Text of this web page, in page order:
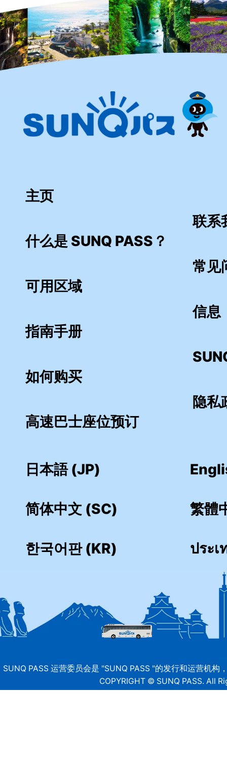
主页
什么是 SUNQ PASS？
可用区域
指南手册
如何购买
高速巴士座位预订
联系
常见
信息
隐私
日本語 (JP)
简体中文 (SC) 繁體
한국어판 (KR) ประ
SUNQ PASS 运营委员会是 "SUNQ PASS "的发行和运营机
COPYRIGHT © SUNQ PASS. All